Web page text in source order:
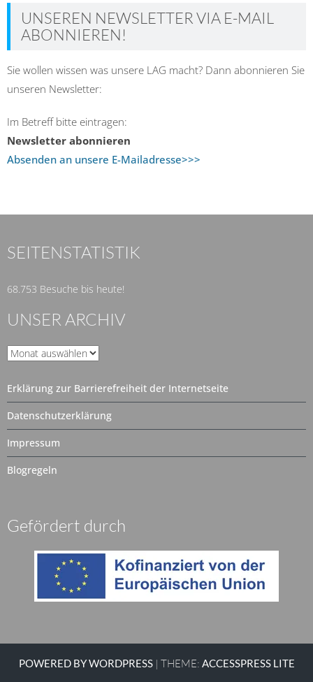
UNSEREN NEWSLETTER VIA E-MAIL
ABONNIEREN!
Sie wollen wissen was unsere LAG macht? Dann abonnieren Sie
unseren Newsletter:
Im Betreff bitte eintragen:
Newsletter abonnieren
Absenden an unsere E-Mailadresse>>>
SEITENSTATISTIK
68.753 Besuche bis heute!
UNSER ARCHIV
Unser
Erklärung zur Barrierefreiheit der Internetseite
Datenschutzerklärung
Impressum
Blogregeln
Gefördert durch
POWERED BY WORDPRESS | THEME: ACCESSPRESS LITE